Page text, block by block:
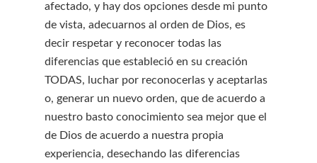
afectado, y hay dos opciones desde mi punto
de vista, adecuarnos al orden de Dios, es
decir respetar y reconocer todas las
diferencias que estableció en su creación
TODAS, luchar por reconocerlas y aceptarlas
o, generar un nuevo orden, que de acuerdo a
nuestro basto conocimiento sea mejor que el
de Dios de acuerdo a nuestra propia
experiencia, desechando las diferencias